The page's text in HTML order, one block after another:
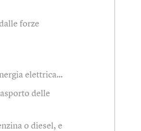
forze
elettrica…
delle
o diesel, e